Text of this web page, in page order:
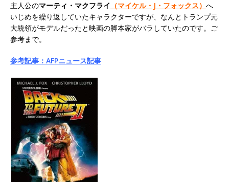
主人公のマーティ・マクフライ （マイケル・J・フォックス） へ
いじめを繰り返していたキャラクターですが、なんとトランプ元
大統領がモデルだったと映画の脚本家がバラしていたのです。ご
参考まで。
参考記事：AFPニュース記事